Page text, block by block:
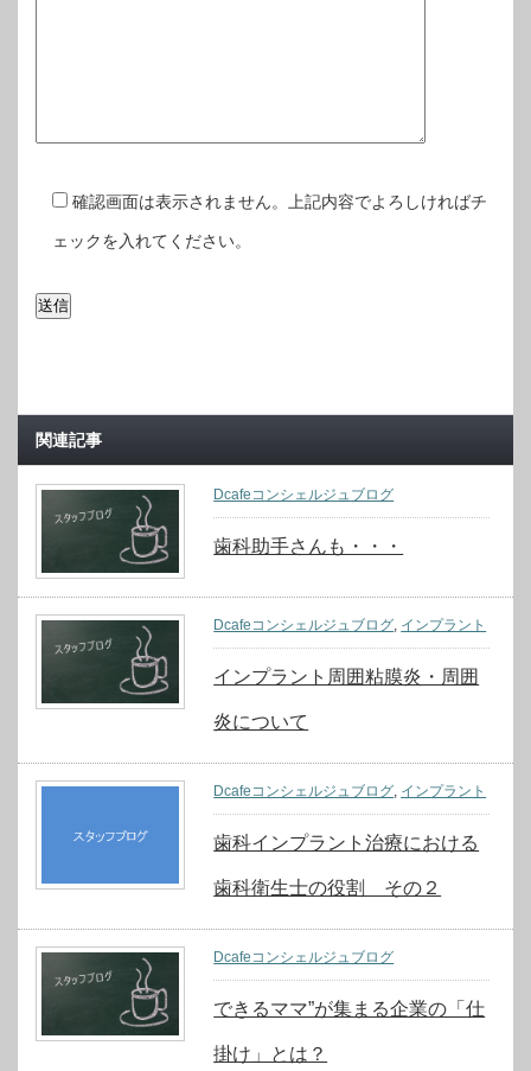
確認画面は表示されません。上記内容でよろしければチ
ェックを入れてください。
関連記事
Dcafeコンシェルジュブログ
歯科助手さんも・・・
Dcafeコンシェルジュブログ, インプラント
インプラント周囲粘膜炎・周囲
炎について
Dcafeコンシェルジュブログ, インプラント
歯科インプラント治療における
歯科衛生士の役割 その２
Dcafeコンシェルジュブログ
できるママ”が集まる企業の「仕
掛け」とは？